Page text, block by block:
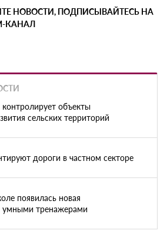
НОВОСТИ, ПОДПИСЫВАЙТЕСЬ НА
КАНАЛ
объекты
сельских территорий
дороги в частном секторе
появилась новая
умными тренажерами